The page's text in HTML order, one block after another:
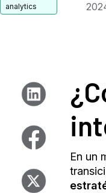
En un